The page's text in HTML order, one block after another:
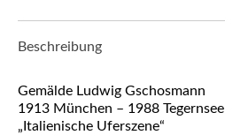
Beschreibung
Gemälde Ludwig Gschosmann
1913 München – 1988 Tegernsee
„Italienische Uferszene“